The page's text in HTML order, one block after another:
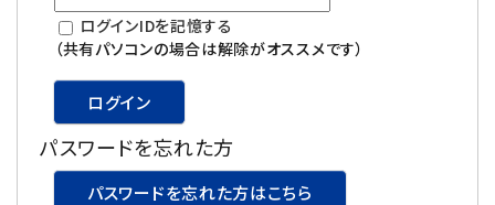
スイーツ
お菓子
酒類
ログインIDを記憶する
（共有パソコンの場合は解除がオススメです）
ログイン
パスワードを忘れた方
パスワードを忘れた方はこちら